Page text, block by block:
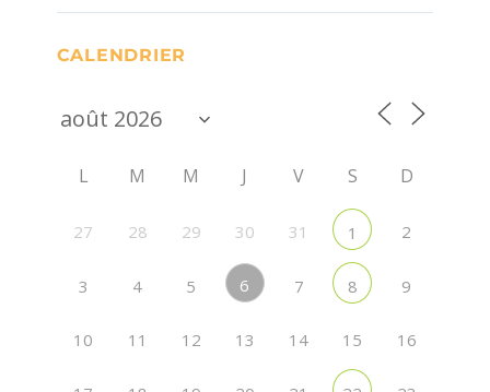
CALENDRIER
L M M J V S D
27 28 29 30 31 1 2
3 4 5 6 7 8 9
10 11 12 13 14 15 16